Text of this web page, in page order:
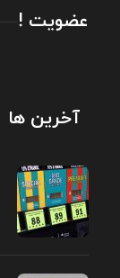
عضویت !
آخرین ها